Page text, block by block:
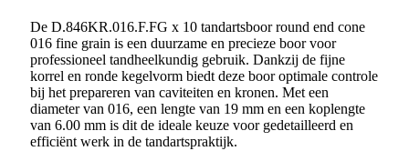
De D.846KR.016.F.FG x 10 tandartsboor round end cone
016 fine grain is een duurzame en precieze boor voor
professioneel tandheelkundig gebruik. Dankzij de fijne
korrel en ronde kegelvorm biedt deze boor optimale controle
bij het prepareren van caviteiten en kronen. Met een
diameter van 016, een lengte van 19 mm en een koplengte
van 6.00 mm is dit de ideale keuze voor gedetailleerd en
efficiënt werk in de tandartspraktijk.